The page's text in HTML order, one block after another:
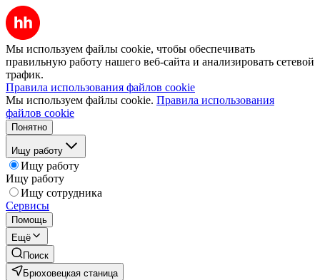
Мы используем файлы cookie, чтобы обеспечивать
правильную работу нашего веб-сайта и анализировать сетевой
трафик.
Правила использования файлов cookie
Мы используем файлы cookie. Правила использования
файлов cookie
Понятно
Ищу работу
Ищу работу
Ищу работу
Ищу сотрудника
Сервисы
Помощь
Ещё
Поиск
Брюховецкая станица